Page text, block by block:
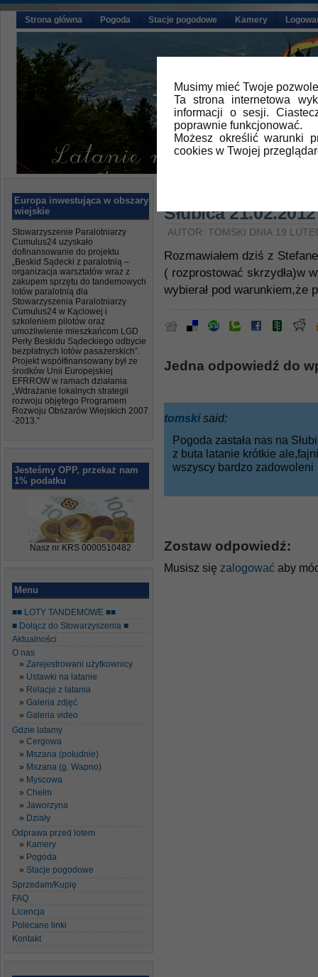
Musimy mieć Twoje
Ta strona internetowa
informacji o sesji.
poprawnie funkcjonować.
Możesz określić warunki
cookies w Twojej
Strona główna Pogoda Stacje pogodowe Kamery
Europa inwestująca w obszary
wiejskie
Stowarzyszenie Paralotniarzy
Cumulus24 uzyskało
dofinansowanie do projektu
„Beskid Sądecki z paralotnią –
organizacja warsztatów wraz z
zakupem sprzętu do tandemowych
lotów paralotnią dla
Stowarzyszenia Paralotniarzy
Cumulus24 w Kąclowej i
szkoleniem pilotów oraz
umożliwienie mieszkańcom LGD
Perły Beskidu Sądeckiego odbycie
bezpłatnych lotów pasażerskich”.
Projekt współfinansowany był ze
środków Unii Europejskiej
EFRROW w ramach działania
„Wdrażanie lokalnych strategii
rozwoju objętego Programem
Rozwoju Obszarów Wiejskich 2007
-2013.”
Jesteśmy OPP, przekaż nam
1% podatku
Nasz nr KRS 0000510482
Menu
■■ LOTY TANDEMOWE ■■
■ Dołącz do Stowarzyszenia ■
Aktualności
O nas
Zarejestrowani użytkownicy
Ustawki na latanie
Relacje z latania
Galeria zdjęć
Galeria video
Gdzie latamy
Cergowa
Mszana (południe)
Mszana (g. Wapno)
Myscowa
Chełm
Jaworzyna
Działy
Odprawa przed lotem
Kamery
Pogoda
Stacje pogodowe
Sprzedam/Kupię
FAQ
Licencja
Polecane linki
Kontakt
Słubica 21.02.2012
AUTOR: TOMSKI DNIA 19
Rozmawiałem dziś z
( rozprostować skrzydła)w
wybierał pod warunkiem,że
Jedna odpowiedź do
tomski said:
Pogoda zastała nas na
z buta latanie krótkie
wszyscy bardzo zadowoleni
Zostaw odpowiedź:
Musisz się zalogować aby